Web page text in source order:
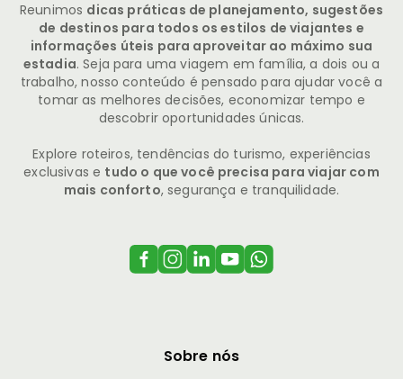
Reunimos dicas práticas de planejamento, sugestões
de destinos para todos os estilos de viajantes e
informações úteis para aproveitar ao máximo sua
estadia. Seja para uma viagem em família, a dois ou a
trabalho, nosso conteúdo é pensado para ajudar você a
tomar as melhores decisões, economizar tempo e
descobrir oportunidades únicas.
Explore roteiros, tendências do turismo, experiências
exclusivas e tudo o que você precisa para viajar com
mais conforto, segurança e tranquilidade.
Sobre nós